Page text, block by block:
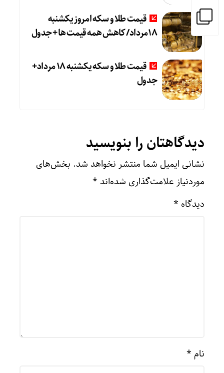
قیمت طلا و سکه امروز یکشنبه
18مرداد/ کاهش همه قیمت ها + جدول
قیمت طلا و سکه یکشنبه 18 مرداد+
جدول
دیدگاهتان را بنویسید
نشانی ایمیل شما منتشر نخواهد شد. بخش‌های
موردنیاز علامت‌گذاری شده‌اند *
دیدگاه *
نام *